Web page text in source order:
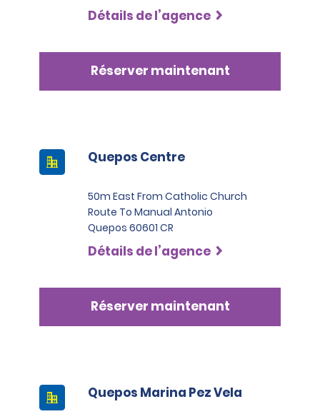
Détails de l’agence
Réserver maintenant
Quepos Centre
50m East From Catholic Church
Route To Manual Antonio
Quepos 60601 CR
Détails de l’agence
Réserver maintenant
Quepos Marina Pez Vela